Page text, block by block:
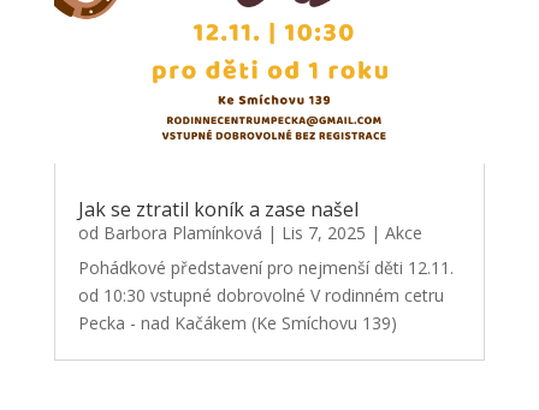
Jak se ztratil koník a zase našel
od Barbora Plamínková | Lis 7, 2025 | Akce
Pohádkové představení pro nejmenší děti 12.11.
od 10:30 vstupné dobrovolné V rodinném cetru
Pecka - nad Kačákem (Ke Smíchovu 139)